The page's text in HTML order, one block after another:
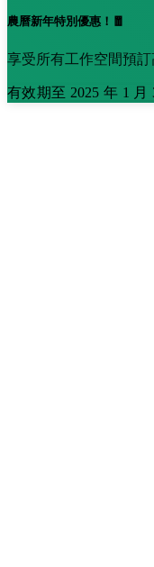
農曆新年特別優惠！🧧
享受所有工作空間預訂
有效期至 2025 年 1 月